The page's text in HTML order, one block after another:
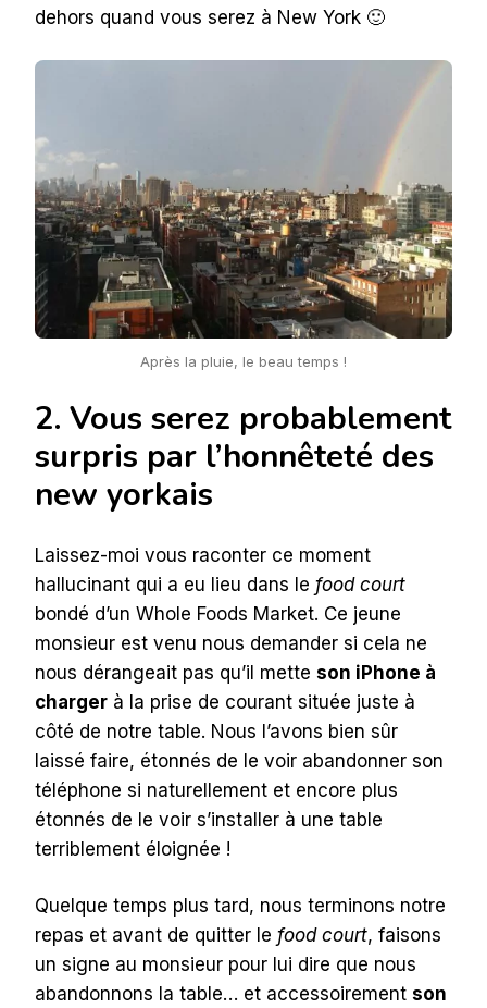
dehors quand vous serez à New York 🙂
Après la pluie, le beau temps !
2. Vous serez probablement
surpris par l’honnêteté des
new yorkais
Laissez-moi vous raconter ce moment
hallucinant qui a eu lieu dans le food court
bondé d’un Whole Foods Market. Ce jeune
monsieur est venu nous demander si cela ne
nous dérangeait pas qu’il mette son iPhone à
charger à la prise de courant située juste à
côté de notre table. Nous l’avons bien sûr
laissé faire, étonnés de le voir abandonner son
téléphone si naturellement et encore plus
étonnés de le voir s’installer à une table
terriblement éloignée !
Quelque temps plus tard, nous terminons notre
repas et avant de quitter le food court, faisons
un signe au monsieur pour lui dire que nous
abandonnons la table… et accessoirement son